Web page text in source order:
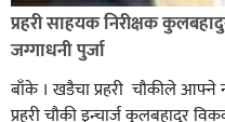
आगलागी सडक अबरुद्ध,
प्रहरी साहयक निरीक्षक
जग्गाधनी पुर्जा
बाँके । खडैचा प्रहरी चाैकीले आफ्ने
प्रहरी चाैकी इन्चार्ज कुलबहादुर